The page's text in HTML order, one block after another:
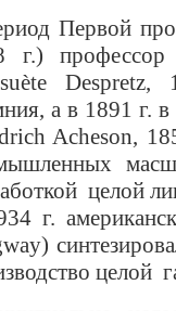
Первой
г.) профессор
Despretz,
а в 1891 г.
Acheson,
целой
г.
целой